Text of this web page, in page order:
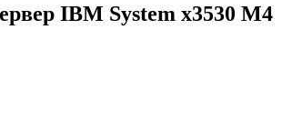
IBM System x3530 M4